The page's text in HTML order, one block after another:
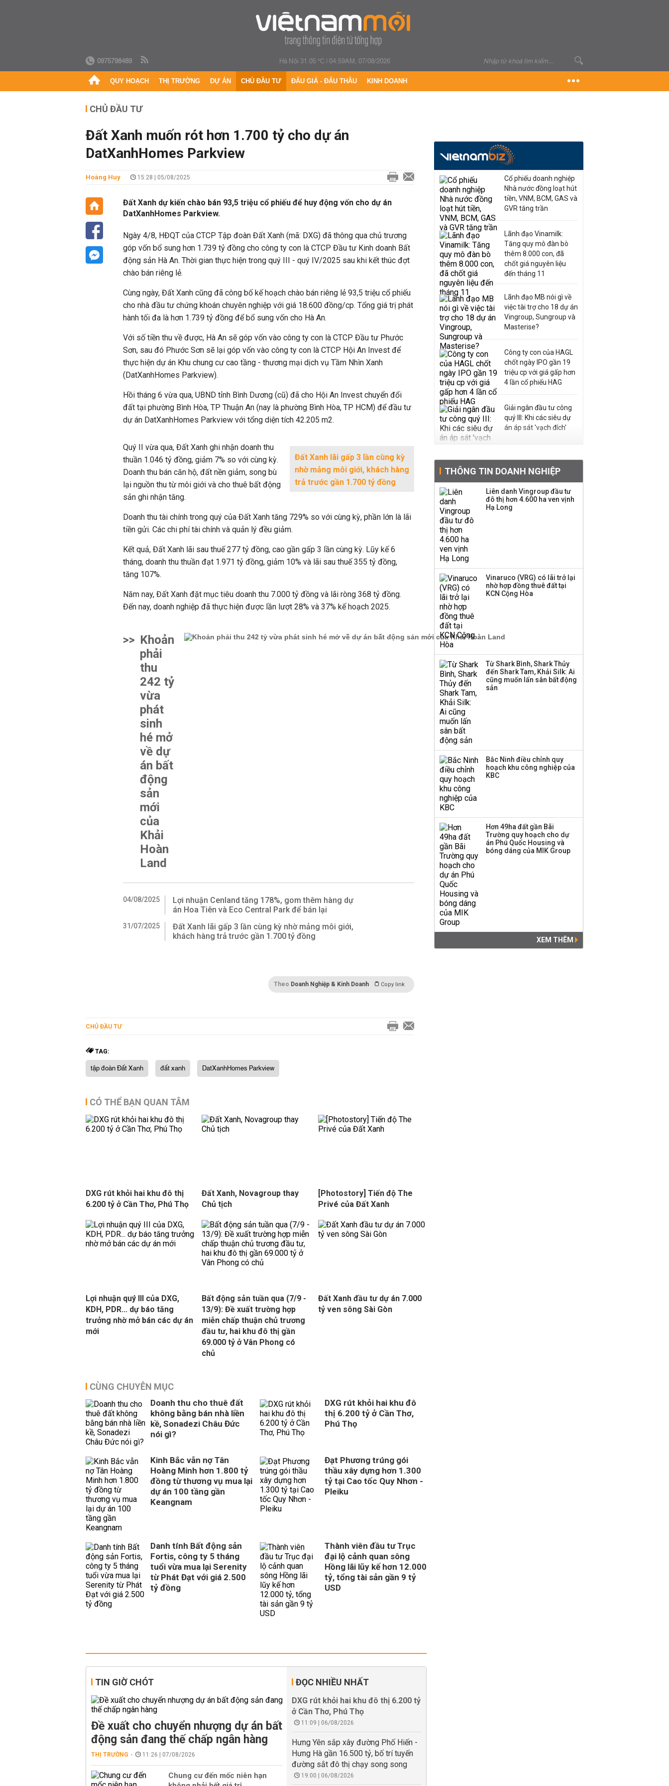
0975798489 Hà Nội 31.05 °C|04:59AM, 07/08/2026
QUY HOẠCH THỊ TRƯỜNG DỰ ÁN CHỦ ĐẦU TƯ ĐẤU GIÁ - ĐẤU THẦU KINH DOANH
CHỦ ĐẦU TƯ
Đất Xanh muốn rót hơn 1.700 tỷ cho dự án
DatXanhHomes Parkview
Hoàng Huy 15:28 | 05/08/2025
Đất Xanh dự kiến chào bán 93,5 triệu cổ phiếu để huy động vốn cho dự án
DatXanhHomes Parkview.
Ngày 4/8, HĐQT của CTCP Tập đoàn Đất Xanh (mã: DXG) đã thông qua chủ trương
góp vốn bổ sung hơn 1.739 tỷ đồng cho công ty con là CTCP Đầu tư Kinh doanh Bất
động sản Hà An. Thời gian thực hiện trong quý III - quý IV/2025 sau khi kết thúc đợt
chào bán riêng lẻ.
Cùng ngày, Đất Xanh cũng đã công bố kế hoạch chào bán riêng lẻ 93,5 triệu cổ phiếu
cho nhà đầu tư chứng khoán chuyên nghiệp với giá 18.600 đồng/cp. Tổng giá trị phát
hành tối đa là hơn 1.739 tỷ đồng để bổ sung vốn cho Hà An.
Với số tiền thu về được, Hà An sẽ góp vốn vào công ty con là CTCP Đầu tư Phước
Sơn, sau đó Phước Sơn sẽ lại góp vốn vào công ty con là CTCP Hội An Invest để
thực hiện dự án Khu chung cư cao tầng - thương mại dịch vụ Tầm Nhìn Xanh
(DatXanhHomes Parkview).
Hồi tháng 6 vừa qua, UBND tỉnh Bình Dương (cũ) đã cho Hội An Invest chuyển đổi
đất tại phường Bình Hòa, TP Thuận An (nay là phường Bình Hòa, TP HCM) để đầu tư
dự án DatXanhHomes Parkview với tổng diện tích 42.205 m2.
Đất Xanh lãi gấp 3 lần cùng kỳ
nhờ mảng môi giới, khách hàng
trả trước gần 1.700 tỷ đồng
Quý II vừa qua, Đất Xanh ghi nhận doanh thu
thuần 1.046 tỷ đồng, giảm 7% so với cùng kỳ.
Doanh thu bán căn hộ, đất nền giảm, song bù
lại nguồn thu từ môi giới và cho thuê bất động
sản ghi nhận tăng.
Doanh thu tài chính trong quý của Đất Xanh tăng 729% so với cùng kỳ, phần lớn là lãi
tiền gửi. Các chi phí tài chính và quản lý đều giảm.
Kết quả, Đất Xanh lãi sau thuế 277 tỷ đồng, cao gần gấp 3 lần cùng kỳ. Lũy kế 6
tháng, doanh thu thuần đạt 1.971 tỷ đồng, giảm 10% và lãi sau thuế 355 tỷ đồng,
tăng 107%.
Năm nay, Đất Xanh đặt mục tiêu doanh thu 7.000 tỷ đồng và lãi ròng 368 tỷ đồng.
Đến nay, doanh nghiệp đã thực hiện được lần lượt 28% và 37% kế hoạch 2025.
>> Khoản
phải
thu
242 tỷ
vừa
phát
sinh
hé mở
về dự
án bất
động
sản
mới
của
Khải
Hoàn
Land
04/08/2025
Lợi nhuận Cenland tăng 178%, gom thêm hàng dự
án Hoa Tiên và Eco Central Park để bán lại
31/07/2025
Đất Xanh lãi gấp 3 lần cùng kỳ nhờ mảng môi giới,
khách hàng trả trước gần 1.700 tỷ đồng
Theo Doanh Nghiệp & Kinh Doanh Copy link
CHỦ ĐẦU TƯ
TAG:
tập đoàn Đất Xanh đất xanh DatXanhHomes Parkview
CÓ THỂ BẠN QUAN TÂM
DXG rút khỏi hai khu đô thị
6.200 tỷ ở Cần Thơ, Phú Thọ
Đất Xanh, Novagroup thay
Chủ tịch
[Photostory] Tiến độ The
Privé của Đất Xanh
Lợi nhuận quý III của DXG,
KDH, PDR... dự báo tăng
trưởng nhờ mở bán các dự án
mới
Bất động sản tuần qua (7/9 -
13/9): Đề xuất trường hợp
miễn chấp thuận chủ trương
đầu tư, hai khu đô thị gần
69.000 tỷ ở Vân Phong có
chủ
Đất Xanh đầu tư dự án 7.000
tỷ ven sông Sài Gòn
CÙNG CHUYÊN MỤC
Doanh thu cho thuê đất
không bằng bán nhà liền
kề, Sonadezi Châu Đức
nói gì?
DXG rút khỏi hai khu đô
thị 6.200 tỷ ở Cần Thơ,
Phú Thọ
Kinh Bắc vẫn nợ Tân
Hoàng Minh hơn 1.800 tỷ
đồng từ thương vụ mua lại
dự án 100 tầng gần
Keangnam
Đạt Phương trúng gói
thầu xây dựng hơn 1.300
tỷ tại Cao tốc Quy Nhơn -
Pleiku
Danh tính Bất động sản
Fortis, công ty 5 tháng
tuổi vừa mua lại Serenity
từ Phát Đạt với giá 2.500
tỷ đồng
Thành viên đầu tư Trục
đại lộ cảnh quan sông
Hồng lãi lũy kế hơn 12.000
tỷ, tổng tài sản gần 9 tỷ
USD
TIN GIỜ CHÓT
Đề xuất cho chuyển nhượng dự án bất
động sản đang thế chấp ngân hàng
THỊ TRƯỜNG 11:26 | 07/08/2026
Chung cư đến mốc niên hạn
ĐỌC NHIỀU NHẤT
DXG rút khỏi hai khu đô thị 6.200 tỷ
ở Cần Thơ, Phú Thọ
11:09 | 06/08/2026
Hưng Yên sắp xây đường Phố Hiến -
Hưng Hà gần 16.500 tỷ, bố trí tuyến
đường sắt đô thị chạy song song
19:00 | 06/08/2026
Cổ phiếu doanh nghiệp
Nhà nước đồng loạt hút
tiền, VNM, BCM, GAS và
GVR tăng trần
Lãnh đạo Vinamilk:
Tăng quy mô đàn bò
thêm 8.000 con, đã
chốt giá nguyên liệu
đến tháng 11
Lãnh đạo MB nói gì về
việc tài trợ cho 18 dự án
Vingroup, Sungroup và
Masterise?
Công ty con của HAGL
chốt ngày IPO gần 19
triệu cp với giá gấp hơn
4 lần cổ phiếu HAG
Giải ngân đầu tư công
quý III: Khi các siêu dự
án áp sát 'vạch đích'
triển quỹ hưu trí: Từ tiết
kiệm gia đình thành
nguồn cấp vốn dài hạn
và kinh nghiệm từ
Malaysia
Iran xem xét cấm tàu
VPBankS xin từ nhiệm
THÔNG TIN DOANH NGHIỆP
Liên danh Vingroup đầu tư
đô thị hơn 4.600 ha ven vịnh
Hạ Long
Vinaruco (VRG) có lãi trở lại
nhờ hợp đồng thuê đất tại
KCN Cộng Hòa
Từ Shark Bình, Shark Thủy
đến Shark Tam, Khải Silk: Ai
cũng muốn lấn sân bất động
sản
Bắc Ninh điều chỉnh quy
hoạch khu công nghiệp của
KBC
Hơn 49ha đất gần Bãi
Trường quy hoạch cho dự
án Phú Quốc Housing và
bóng dáng của MIK Group
XEM THÊM